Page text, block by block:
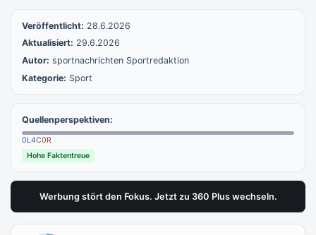
Veröffentlicht: 28.6.2026
Aktualisiert: 29.6.2026
Autor: sportnachrichten Sportredaktion
Kategorie: Sport
Quellenperspektiven:
0L4C0R
Hohe Faktentreue
Werbung stört den Fokus. Jetzt zu 360 Plus wechseln.